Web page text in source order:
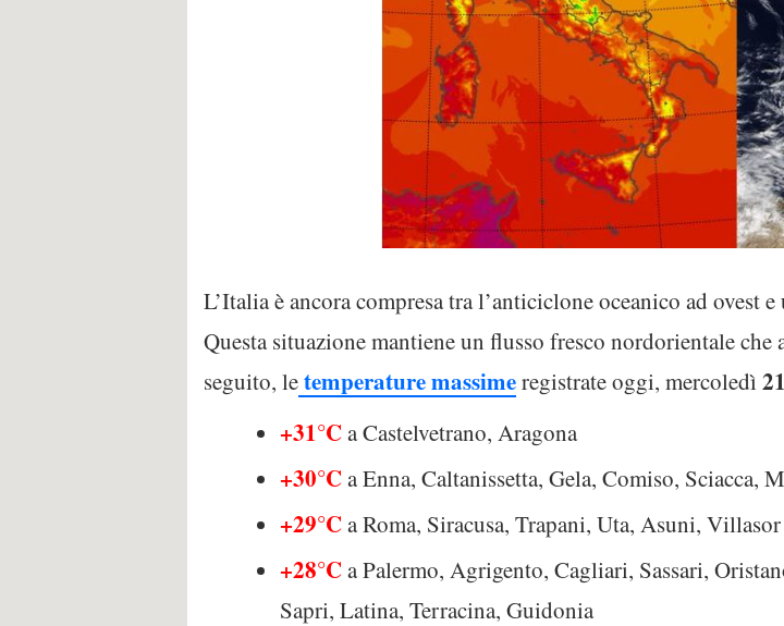
L’Italia è ancora compresa tra l’anticiclone oceanico ad ovest
Questa situazione mantiene un flusso fresco nordorientale che
seguito, letemperature massimeregistrate oggi, mercoledì
+31°Ca Castelvetrano, Aragona
+30°Ca Enna, Caltanissetta, Gela, Comiso, Sciacca,
+29°Ca Roma, Siracusa, Trapani, Uta, Asuni, Villasor
+28°Ca Palermo, Agrigento, Cagliari, Sassari,
Sapri, Latina, Terracina, Guidonia